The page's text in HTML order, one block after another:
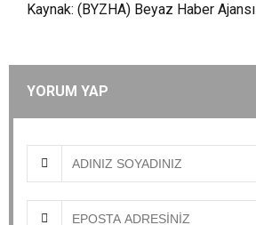
Kaynak: (BYZHA) Beyaz Haber Ajansı
YORUM YAP